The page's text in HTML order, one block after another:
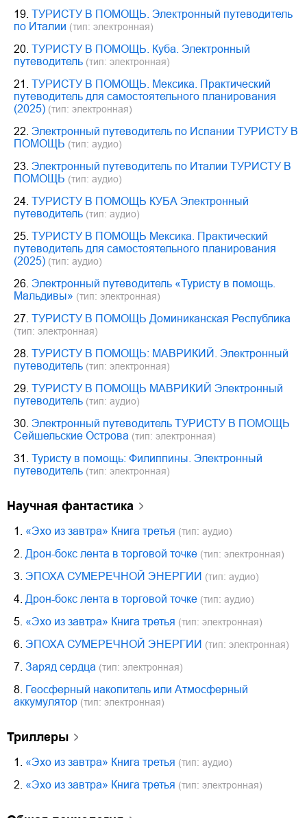
19. ТУРИСТУ В ПОМОЩЬ. Электронный путеводитель
по Италии (тип: электронная)
20. ТУРИСТУ В ПОМОЩЬ. Куба. Электронный
путеводитель (тип: электронная)
21. ТУРИСТУ В ПОМОЩЬ. Мексика. Практический
путеводитель для самостоятельного планирования
(2025) (тип: электронная)
22. Электронный путеводитель по Испании ТУРИСТУ В
ПОМОЩЬ (тип: аудио)
23. Электронный путеводитель по Италии ТУРИСТУ В
ПОМОЩЬ (тип: аудио)
24. ТУРИСТУ В ПОМОЩЬ КУБА Электронный
путеводитель (тип: аудио)
25. ТУРИСТУ В ПОМОЩЬ Мексика. Практический
путеводитель для самостоятельного планирования
(2025) (тип: аудио)
26. Электронный путеводитель «Туристу в помощь.
Мальдивы» (тип: электронная)
27. ТУРИСТУ В ПОМОЩЬ Доминиканская Республика
(тип: электронная)
28. ТУРИСТУ В ПОМОЩЬ: МАВРИКИЙ. Электронный
путеводитель (тип: электронная)
29. ТУРИСТУ В ПОМОЩЬ МАВРИКИЙ Электронный
путеводитель (тип: аудио)
30. Электронный путеводитель ТУРИСТУ В ПОМОЩЬ
Сейшельские Острова (тип: электронная)
31. Туристу в помощь: Филиппины. Электронный
путеводитель (тип: электронная)
научная фантастика
1. «Эхо из завтра» Книга третья (тип: аудио)
2. Дрон-бокс лента в торговой точке (тип: электронная)
3. ЭПОХА СУМЕРЕЧНОЙ ЭНЕРГИИ (тип: аудио)
4. Дрон-бокс лента в торговой точке (тип: аудио)
5. «Эхо из завтра» Книга третья (тип: электронная)
6. ЭПОХА СУМЕРЕЧНОЙ ЭНЕРГИИ (тип: электронная)
7. Заряд сердца (тип: электронная)
8. Геосферный накопитель или Атмосферный
аккумулятор (тип: электронная)
триллеры
1. «Эхо из завтра» Книга третья (тип: аудио)
2. «Эхо из завтра» Книга третья (тип: электронная)